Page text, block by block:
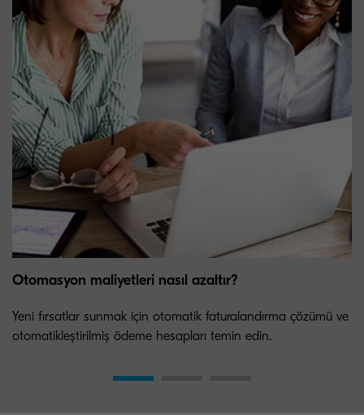
Otomasyon maliyetleri nasıl azaltır?
Yeni fırsatlar sunmak için otomatik faturalandırma çözümü ve
otomatikleştirilmiş ödeme hesapları temin edin.